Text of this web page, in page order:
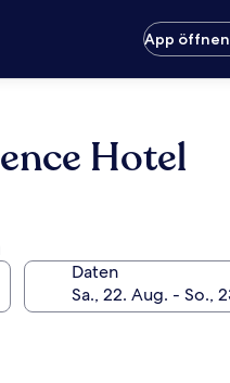
App öffnen
Hotel
Daten